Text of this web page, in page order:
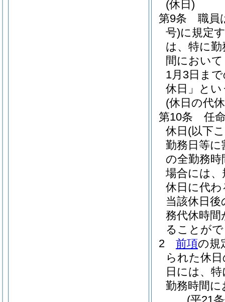
(休日)
第9条
職員
号)に規定
は、特に
間におい
1月3日ま
休日」とい
(休日の代
第10条
任
休日 (以下
勤務日等
の全勤務
場合には
休日に代わ
当該休日
務代休時
ることが
2
前項の規
られた休
日には、
勤務時間